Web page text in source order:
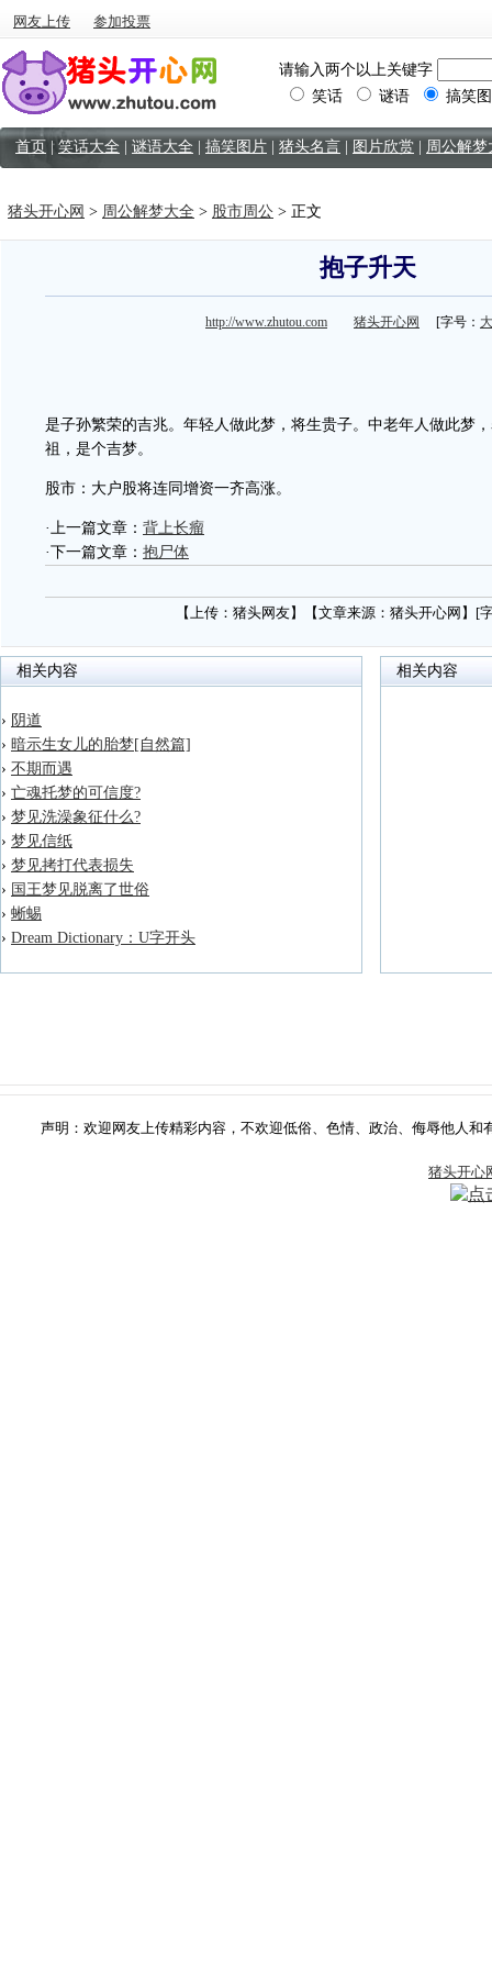
网友上传 参加投票
请输入两个以上关键字
笑话
谜语 搞笑
首页 | 笑话大全 谜语大全 搞笑图片 猪头名言 图片欣赏 周公解梦
猪头开心网 > 周公解梦大全 > 股市周公 > 正文
抱子升天
http://www.zhutou.com 猪头开心网 [字号： 大
是子孙繁荣的吉兆。年轻人做此梦，将生贵子。中老年人做此梦
祖，是个吉梦。
股市：大户股将连同增资一齐高涨。
·上一篇文章： 背上长瘤
·下一篇文章： 抱尸体
【上传：猪头网友】【文章来源：猪头开心网】[
相关内容
› 阴道
› 暗示生女儿的胎梦[自然篇]
› 不期而遇
› 亡魂托梦的可信度?
› 梦见洗澡象征什么?
› 梦见信纸
› 梦见拷打代表损失
› 国王梦见脱离了世俗
› 蜥蜴
› Dream Dictionary：U字开头
相关内容
声明：欢迎网友上传精彩内容，不欢迎低俗、色情、政治、侮辱他人
猪头开心